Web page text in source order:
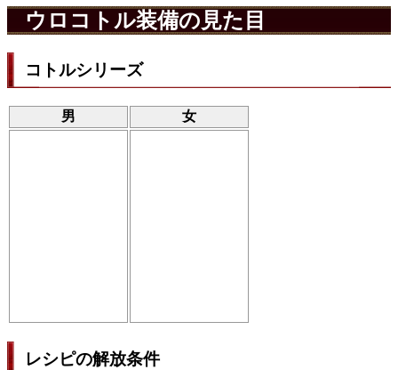
ウロコトル装備の見た目
コトルシリーズ
男 女
レシピの解放条件